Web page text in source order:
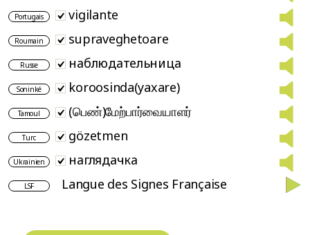
Portugais vigilante
Roumain supraveghetoare
Russe наблюдательница
Soninké koroosinda(yaxare)
Tamoul (பெண்)மேற்பார்வையாளர்
Turc gözetmen
Ukrainien наглядачка
LSF Langue des Signes Française